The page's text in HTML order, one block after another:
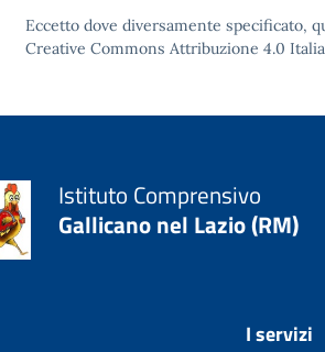
Eccetto dove diversamente specificato,
Creative Commons Attribuzione 4.0
Istituto Comprensivo
Gallicano nel Lazio (RM)
I servizi